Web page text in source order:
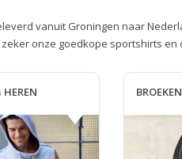
vanuit Groningen naar
onze goedkope sportshirts
HEREN